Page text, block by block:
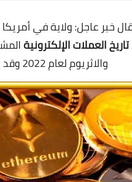
خبر عاجل:ولاية في
تاريخ العملات الإلكترونية
والاثريوم لعام 2022 وقد يصل صداها حتى سنة 2025